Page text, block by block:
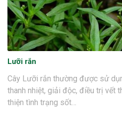
Lưỡi rắn
Cây Lưỡi rắn thường được sử
thanh nhiệt, giải độc, điều trị vết
thiện tình trạng sốt…